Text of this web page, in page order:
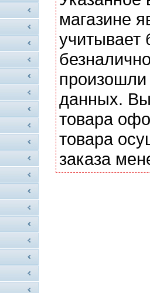
магазине
учитывает
данных. Вы
товара
товара
заказа